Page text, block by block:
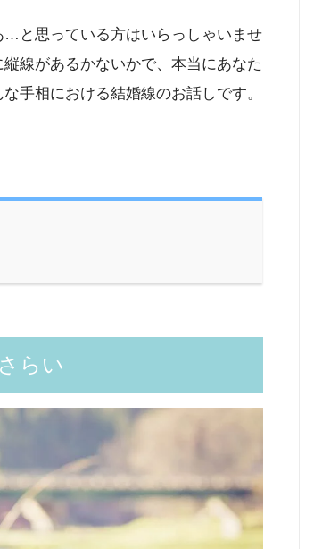
と思っている方はいらっしゃいませ
線があるかないかで、本当にあなた
手相における結婚線のお話しです。
らい